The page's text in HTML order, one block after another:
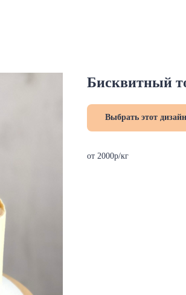
Бисквитный
Выбрать этот дизайн
от 2000р/кг